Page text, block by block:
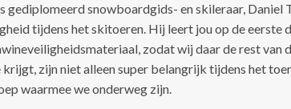
gediplomeerd snowboardgids- en skileraar, Daniel
tijdens het skitoeren. Hij leert jou op de eerste
zodat wij daar de rest van
zijn niet alleen super belangrijk tijdens het
waarmee we onderweg zijn.